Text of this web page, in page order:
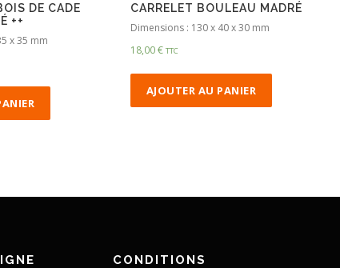
DE CADE
++
x 35 mm
CARRELET BOULEAU MADRÉ
Dimensions : 130 x 40 x 30 mm
18,00€ TTC
AJOUTER AU PANIER
CONDITIONS